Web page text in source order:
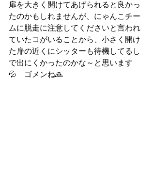
扉を大きく開けてあげられると良かっ
たのかもしれませんが、にゃんこチー
ムに脱走に注意してくださいと言われ
ていたコがいることから、小さく開け
た扉の近くにシッターも待機してるし
で出にくかったのかな～と思います
💦　ゴメンね🙏